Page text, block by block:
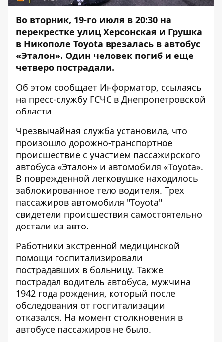
Во вторник, 19-го июля в 20:30 на
перекрестке улиц Херсонская и Грушка
в Никополе Toyota врезалась в автобус
«Эталон». Один человек погиб и еще
четверо пострадали.
Об этом сообщает Информатор, ссылаясь
на пресс-службу ГСЧС в Днепропетровской
области.
Чрезвычайная служба установила, что
произошло дорожно-транспортное
происшествие с участием пассажирского
автобуса «Эталон» и автомобиля «Toyota».
В поврежденной легковушке находилось
заблокированное тело водителя. Трех
пассажиров автомобиля "Toyota"
свидетели происшествия самостоятельно
достали из авто.
Работники экстренной медицинской
помощи госпитализировали
пострадавших в больницу. Также
пострадал водитель автобуса, мужчина
1942 года рождения, который после
обследования от госпитализации
отказался. На момент столкновения в
автобусе пассажиров не было.